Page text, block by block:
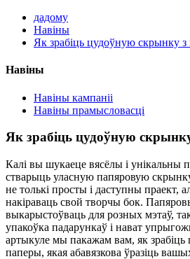
дадому
Навіны
Як зрабіць цудоўную скрынку
Навіны
Навіны кампаніі
Навіны прамысловасці
Як зрабіць цудоўную
Калі вы шукаеце вясёлы і унікальны
стварыць уласную папяровую скрынку
не толькі просты і даступны праект,
накіраваць свой творчы бок.
выкарыстоўваць для розных мэтаў,
упакоўка падарункаў і нават
артыкуле мы пакажам вам, як
паперы, якая абавязкова ўразіць